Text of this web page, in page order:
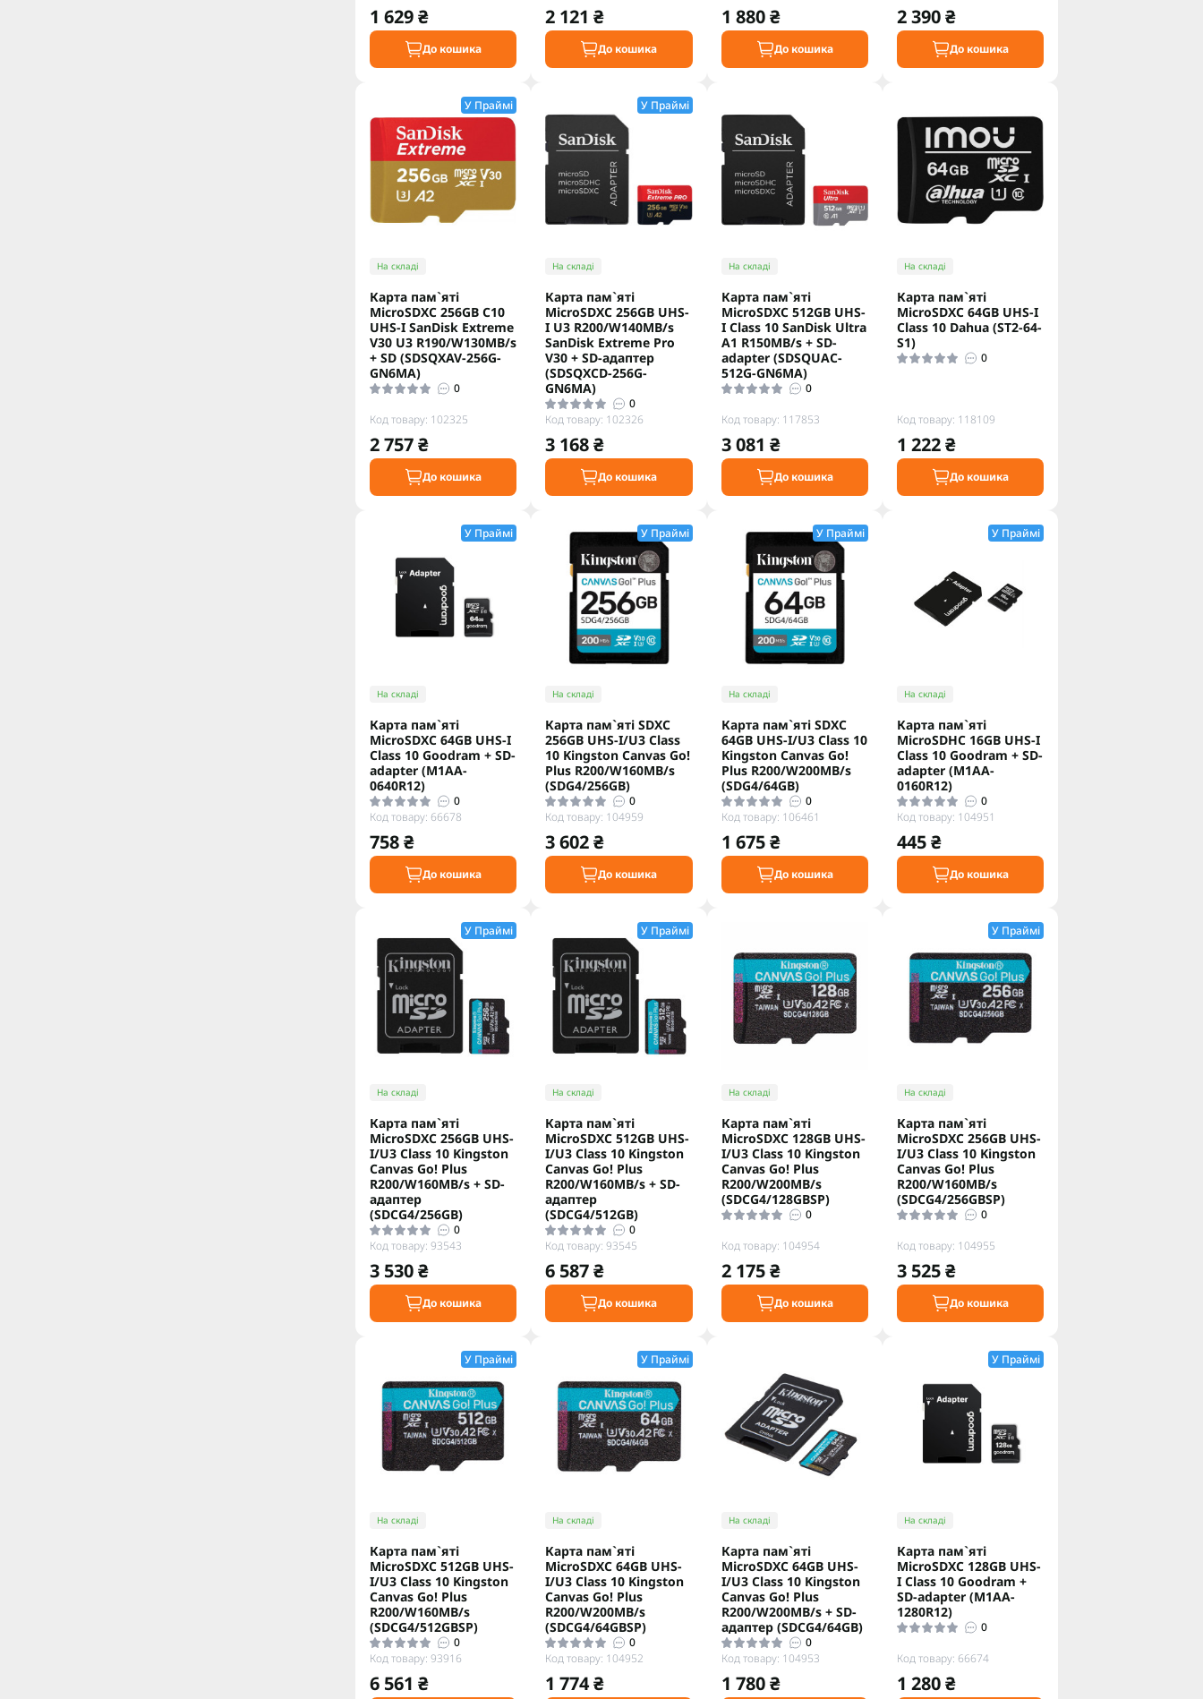
1 629 ₴
До кошика
2 121 ₴
До кошика
1 880 ₴
До кошика
2 390 ₴
До кошика
У Праймі
На складі
Карта пам`ятi
MicroSDXC 256GB C10
UHS-I SanDisk Extreme
V30 U3 R190/W130MB/s
+ SD (SDSQXAV-256G-
GN6MA)
0
Код товару: 102325
2 757 ₴
До кошика
У Праймі
На складі
Карта пам`ятi
MicroSDXC 256GB UHS-
I U3 R200/W140MB/s
SanDisk Extreme Pro
V30 + SD-адаптер
(SDSQXCD-256G-
GN6MA)
0
Код товару: 102326
3 168 ₴
До кошика
На складі
Карта пам`ятi
MicroSDXC 512GB UHS-
I Class 10 SanDisk Ultra
A1 R150MB/s + SD-
adapter (SDSQUAC-
512G-GN6MA)
0
Код товару: 117853
3 081 ₴
До кошика
На складі
Карта пам`ятi
MicroSDXC 64GB UHS-I
Class 10 Dahua (ST2-64-
S1)
0
Код товару: 118109
1 222 ₴
До кошика
У Праймі
На складі
Карта пам`ятi
MicroSDXC 64GB UHS-I
Class 10 Goodram + SD-
adapter (M1AA-
0640R12)
0
Код товару: 66678
758 ₴
До кошика
У Праймі
На складі
Карта пам`ятi SDXC
256GB UHS-I/U3 Class
10 Kingston Canvas Go!
Plus R200/W160MB/s
(SDG4/256GB)
0
Код товару: 104959
3 602 ₴
До кошика
У Праймі
На складі
Карта пам`ятi SDXC
64GB UHS-I/U3 Class 10
Kingston Canvas Go!
Plus R200/W200MB/s
(SDG4/64GB)
0
Код товару: 106461
1 675 ₴
До кошика
У Праймі
На складі
Карта пам`яті
MicroSDHC 16GB UHS-I
Class 10 Goodram + SD-
adapter (M1AA-
0160R12)
0
Код товару: 104951
445 ₴
До кошика
У Праймі
На складі
Карта пам`яті
MicroSDXC 256GB UHS-
I/U3 Class 10 Kingston
Canvas Go! Plus
R200/W160MB/s + SD-
адаптер
(SDCG4/256GB)
0
Код товару: 93543
3 530 ₴
До кошика
У Праймі
На складі
Карта пам`яті
MicroSDXC 512GB UHS-
I/U3 Class 10 Kingston
Canvas Go! Plus
R200/W160MB/s + SD-
адаптер
(SDCG4/512GB)
0
Код товару: 93545
6 587 ₴
До кошика
На складі
Карта пам`яті
MicroSDXC 128GB UHS-
I/U3 Class 10 Kingston
Canvas Go! Plus
R200/W200MB/s
(SDCG4/128GBSP)
0
Код товару: 104954
2 175 ₴
До кошика
У Праймі
На складі
Карта пам`яті
MicroSDXC 256GB UHS-
I/U3 Class 10 Kingston
Canvas Go! Plus
R200/W160MB/s
(SDCG4/256GBSP)
0
Код товару: 104955
3 525 ₴
До кошика
У Праймі
На складі
Карта пам`яті
MicroSDXC 512GB UHS-
I/U3 Class 10 Kingston
Canvas Go! Plus
R200/W160MB/s
(SDCG4/512GBSP)
0
Код товару: 93916
6 561 ₴
У Праймі
На складі
Карта пам`яті
MicroSDXC 64GB UHS-
I/U3 Class 10 Kingston
Canvas Go! Plus
R200/W200MB/s
(SDCG4/64GBSP)
0
Код товару: 104952
1 774 ₴
На складі
Карта пам`яті
MicroSDXC 64GB UHS-
I/U3 Class 10 Kingston
Canvas Go! Plus
R200/W200MB/s + SD-
адаптер (SDCG4/64GB)
0
Код товару: 104953
1 780 ₴
У Праймі
На складі
Карта пам`яті
MicroSDXC 128GB UHS-
I Class 10 Goodram +
SD-adapter (M1AA-
1280R12)
0
Код товару: 66674
1 280 ₴